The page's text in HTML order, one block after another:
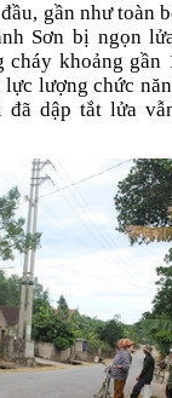
gần như toàn
Sơn bị ngọn
khoảng gần
lượng chức
đã dập tắt lửa